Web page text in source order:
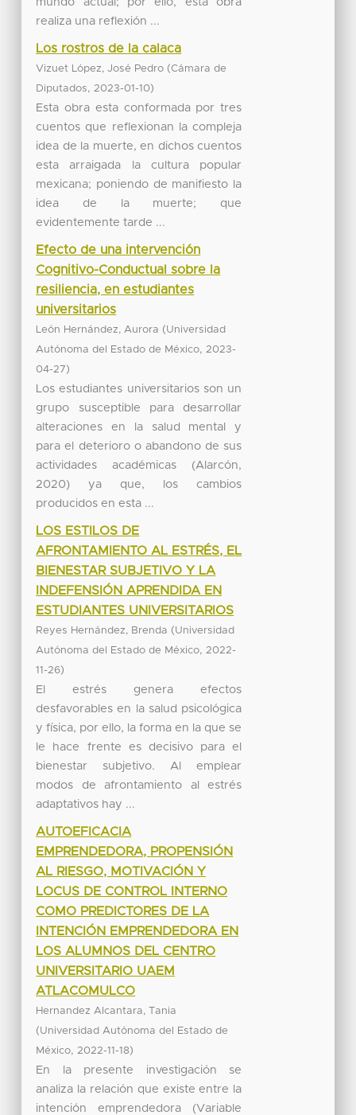
realiza una reflexión ...
Los rostros de la calaca
Vizuet López, José Pedro (Cámara de
Diputados, 2023-01-10)
Esta obra esta conformada por tres
cuentos que reflexionan la compleja
idea de la muerte, en dichos cuentos
esta arraigada la cultura popular
mexicana; poniendo de manifiesto la
idea de la muerte; que
evidentemente tarde ...
Efecto de una intervención
Cognitivo-Conductual sobre la
resiliencia, en estudiantes
universitarios
León Hernández, Aurora (Universidad
Autónoma del Estado de México, 2023-
04-27)
Los estudiantes universitarios son un
grupo susceptible para desarrollar
alteraciones en la salud mental y
para el deterioro o abandono de sus
actividades académicas (Alarcón,
2020) ya que, los cambios
producidos en esta ...
LOS ESTILOS DE
AFRONTAMIENTO AL ESTRÉS, EL
BIENESTAR SUBJETIVO Y LA
INDEFENSIÓN APRENDIDA EN
ESTUDIANTES UNIVERSITARIOS
Reyes Hernández, Brenda (Universidad
Autónoma del Estado de México, 2022-
11-26)
El estrés genera efectos
desfavorables en la salud psicológica
y física, por ello, la forma en la que se
le hace frente es decisivo para el
bienestar subjetivo. Al emplear
modos de afrontamiento al estrés
adaptativos hay ...
AUTOEFICACIA
EMPRENDEDORA, PROPENSIÓN
AL RIESGO, MOTIVACIÓN Y
LOCUS DE CONTROL INTERNO
COMO PREDICTORES DE LA
INTENCIÓN EMPRENDEDORA EN
LOS ALUMNOS DEL CENTRO
UNIVERSITARIO UAEM
ATLACOMULCO
Hernandez Alcantara, Tania
(Universidad Autónoma del Estado de
México, 2022-11-18)
En la presente investigación se
analiza la relación que existe entre la
intención emprendedora (Variable